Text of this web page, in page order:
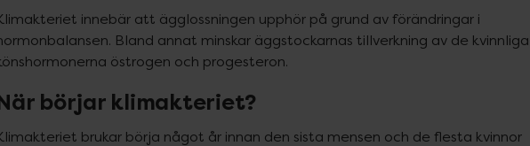
innebär att ägglossningen upphör på grund av förändringar i
Bland annat minskar äggstockarnas tillverkning av de kvinnliga
östrogen och progesteron.
börjar klimakteriet?
brukar börja något år innan den sista mensen och de flesta kvinnor